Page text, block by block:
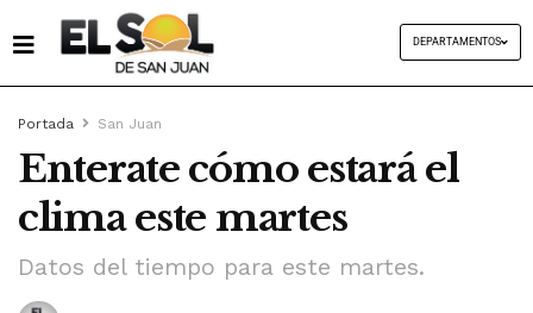
DEPARTAMENTOS
Portada San Juan
Enterate cómo estará el
clima este martes
Datos del tiempo para este martes.